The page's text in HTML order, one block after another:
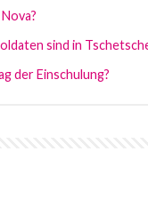
sind in
der Einschulung?